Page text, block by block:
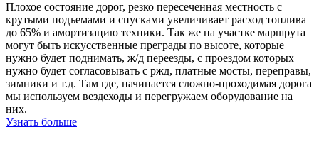
Плохое состояние дорог, резко пересеченная местность с
крутыми подъемами и спусками увеличивает расход топлива
до 65% и амортизацию техники. Так же на участке маршрута
могут быть искусственные преграды по высоте, которые
нужно будет поднимать, ж/д переезды, с проездом которых
нужно будет согласовывать с ржд, платные мосты, переправы,
зимники и т.д. Там где, начинается сложно-проходимая дорога
мы используем вездеходы и перегружаем оборудование на
них.
Узнать больше